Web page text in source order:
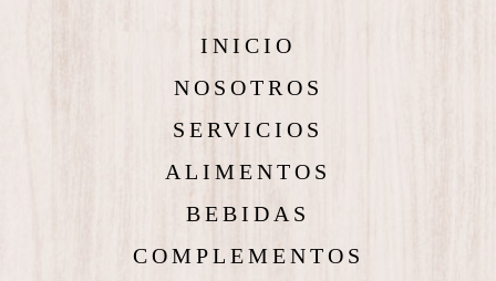
INICIO
NOSOTROS
SERVICIOS
ALIMENTOS
BEBIDAS
COMPLEMENTOS